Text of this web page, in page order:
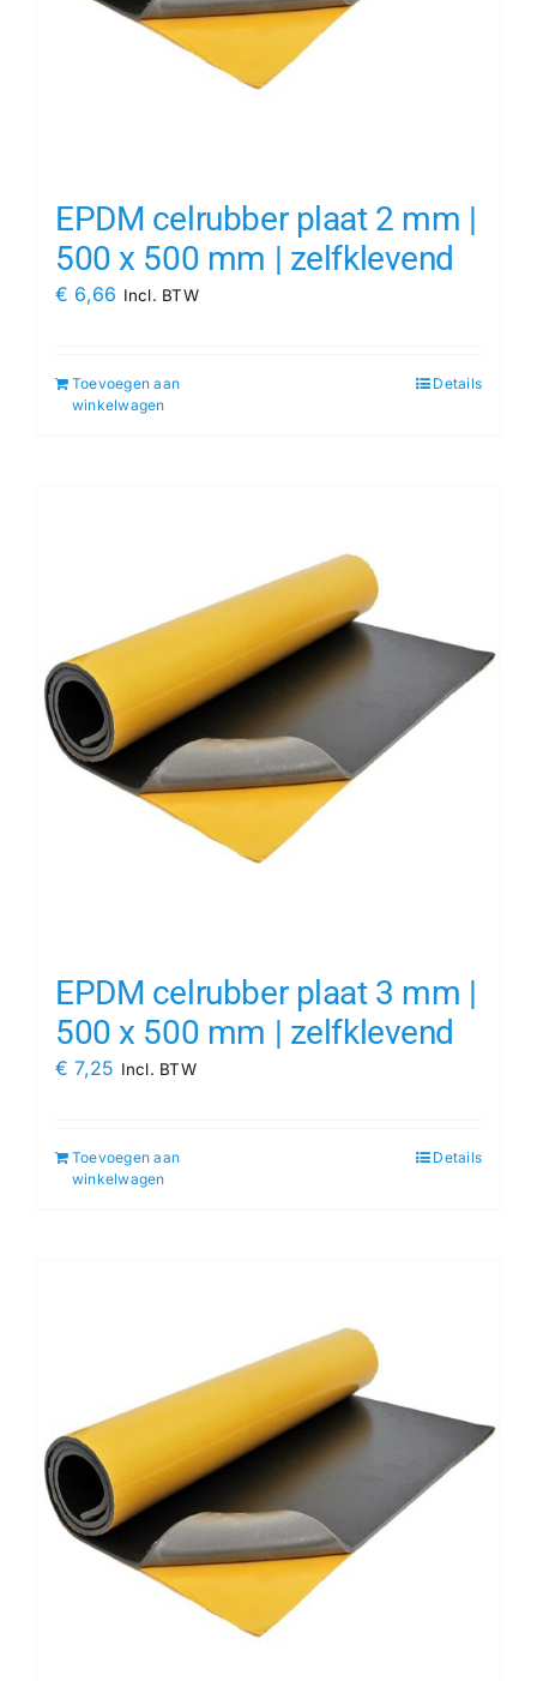
EPDM celrubber plaat 2 mm |
500 x 500 mm | zelfklevend
€ 6,66 Incl. BTW
Toevoegen aan
winkelwagen
Details
EPDM celrubber plaat 3 mm |
500 x 500 mm | zelfklevend
€ 7,25 Incl. BTW
Toevoegen aan
winkelwagen
Details